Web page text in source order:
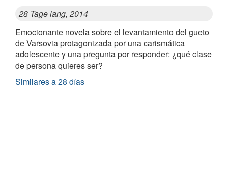
28 Tage lang, 2014
Emocionante novela sobre el levantamiento del gueto
de Varsovia protagonizada por una carismática
adolescente y una pregunta por responder: ¿qué clase
de persona quieres ser?
Similares a 28 días